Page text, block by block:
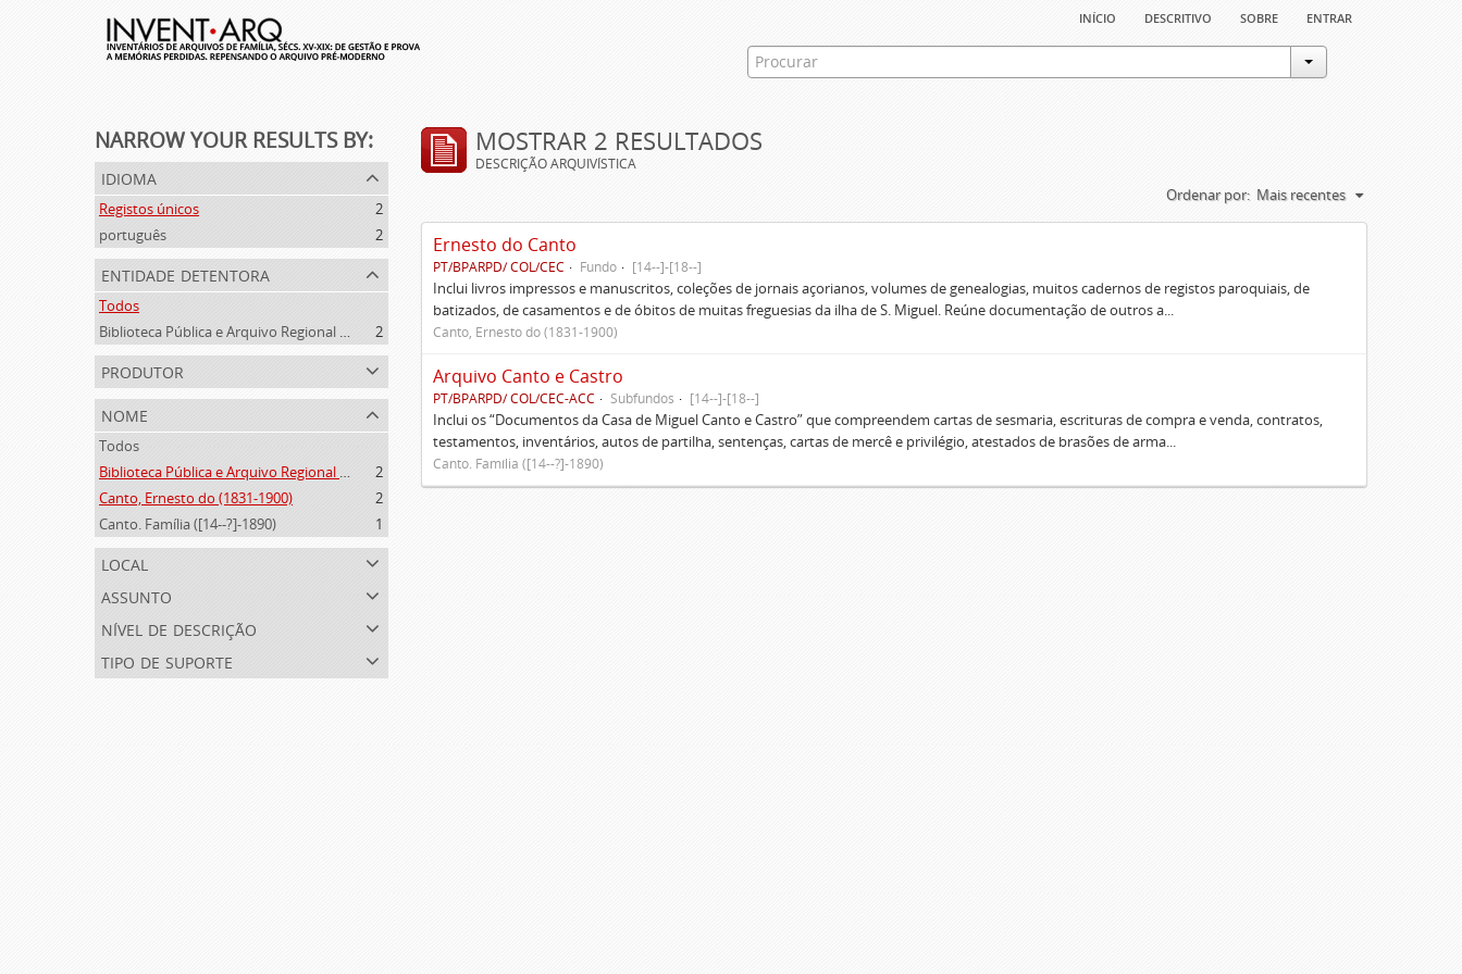
início descritivo sobre entrar
NARROW YOUR RESULTS BY:
idioma
Registos únicos
2
português
2
entidade detentora
Todos
Biblioteca Pública e Arquivo Regional de Ponta Delgada
2
produtor
nome
Todos
Biblioteca Pública e Arquivo Regional de Ponta Delgada (1841- )
2
Canto, Ernesto do (1831-1900)
2
Canto. Família ([14--?]-1890)
1
local
assunto
nível de descrição
tipo de suporte
MOSTRAR 2 RESULTADOS
DESCRIÇÃO ARQUIVÍSTICA
Ordenar por: Mais recentes
Ernesto do Canto
PT/BPARPD/ COL/CEC Fundo [14--]-[18--]
Inclui livros impressos e manuscritos, coleções de jornais açorianos, volumes de genealogias, muitos cadernos de registos paroquiais, de
batizados, de casamentos e de óbitos de muitas freguesias da ilha de S. Miguel. Reúne documentação de outros a...
Canto, Ernesto do (1831-1900)
Arquivo Canto e Castro
PT/BPARPD/ COL/CEC-ACC Subfundos [14--]-[18--]
Inclui os “Documentos da Casa de Miguel Canto e Castro” que compreendem cartas de sesmaria, escrituras de compra e venda, contratos,
testamentos, inventários, autos de partilha, sentenças, cartas de mercê e privilégio, atestados de brasões de arma...
Canto. Família ([14--?]-1890)